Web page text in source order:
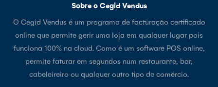
Sobre o Cegid Vendus
O Cegid Vendus é um programa de facturação certificado
online que permite gerir uma loja em qualquer lugar pois
funciona 100% na cloud. Como é um software POS online,
permite faturar em segundos num restaurante, bar,
cabeleireiro ou qualquer outro tipo de comércio.